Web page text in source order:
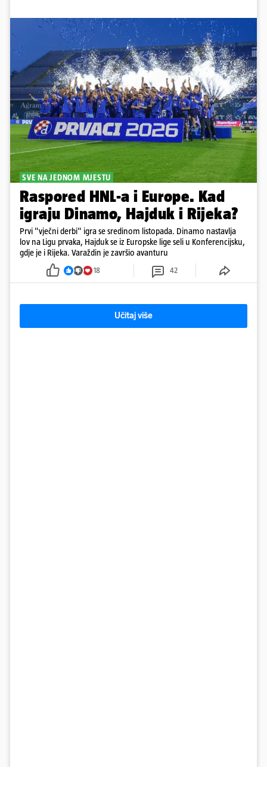
SVE NA JEDNOM MJESTU
Raspored HNL-a i Europe. Kad
igraju Dinamo, Hajduk i Rijeka?
Prvi "vječni derbi" igra se sredinom listopada. Dinamo nastavlja
lov na Ligu prvaka, Hajduk se iz Europske lige seli u Konferencijsku,
gdje je i Rijeka. Varaždin je završio avanturu
18 42
Učitaj više